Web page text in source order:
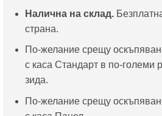
Налична на склад.
страна.
По-желание срещу
с каса Стандарт в по-големи
зида.
По-желание срещу